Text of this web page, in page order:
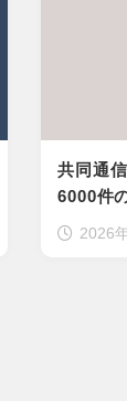
共同通
6000件
2026